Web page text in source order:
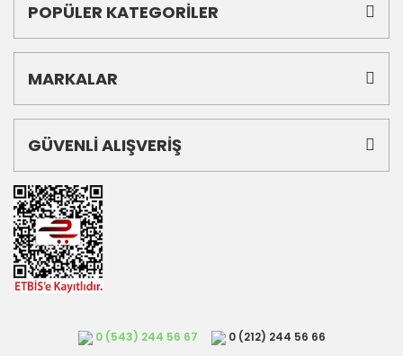
POPÜLER KATEGORİLER
MARKALAR
GÜVENLİ ALIŞVERİŞ
0 (543) 244 56 67 0 (212) 244 56 66